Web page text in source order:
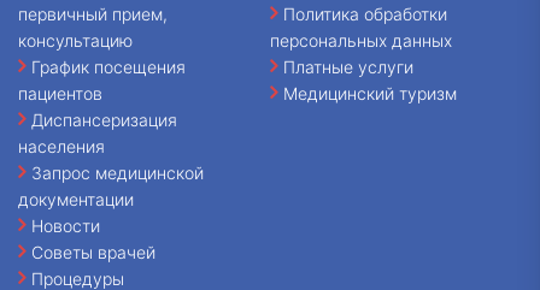
первичный прием,
консультацию
График посещения
пациентов
Диспансеризация
населения
Запрос медицинской
документации
Новости
Советы врачей
Процедуры
Политика обработки
персональных данных
Платные услуги
Медицинский туризм